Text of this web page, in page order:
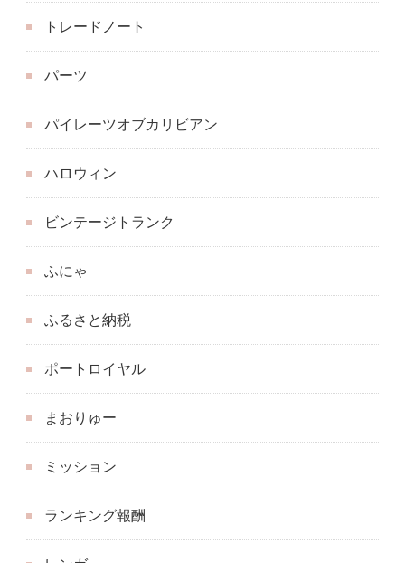
トレードノート
パーツ
パイレーツオブカリビアン
ハロウィン
ビンテージトランク
ふにゃ
ふるさと納税
ポートロイヤル
まおりゅー
ミッション
ランキング報酬